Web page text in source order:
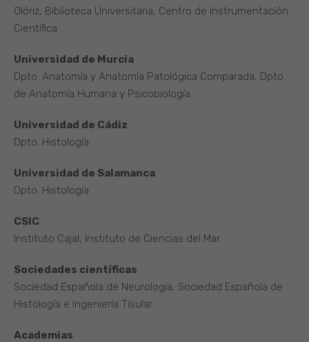
Olóriz, Biblioteca Universitaria, Centro de Instrumentación
Científica
Universidad de Murcia
Dpto. Anatomía y Anatomía Patológica Comparada, Dpto.
de Anatomía Humana y Psicobiología
Universidad de Cádiz
Dpto. Histología
Universidad de Salamanca
Dpto. Histología
CSIC
Instituto Cajal, Instituto de Ciencias del Mar
Sociedades científicas
Sociedad Española de Neurología, Sociedad Española de
Histología e Ingeniería Tisular
Academias